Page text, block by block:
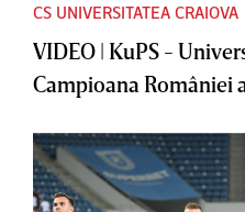
CS UNIVERSITATEA CRAIOVA
VIDEO | KuPS -
Campioana României